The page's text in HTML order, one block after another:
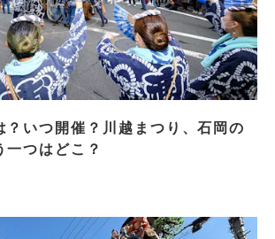
？いつ開催？川越まつり、石岡の
一つはどこ？